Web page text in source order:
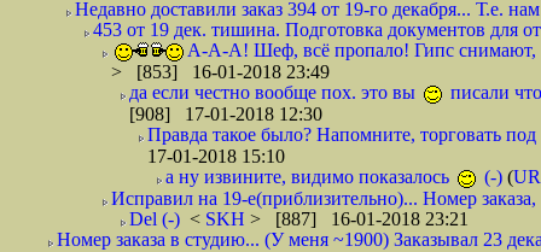
Недавно доставили заказ 394 от 19-го декабря... Т.е.
453 от 19 дек. тишина. Подготовка документов для
А-А-А! Шеф, всё пропало! Гипс снимают,
> [853] 16-01-2018 23:49
да если честно вообще пох. это вы
писали
[908] 17-01-2018 12:30
Правда такое было? Напомните, торговать
17-01-2018 15:10
а ну извините, видимо показалось
(-) (
Исправил на 19-е(приблизительно)... Номер
Del (-) < SKH > [887] 16-01-2018 23:21
Номер заказа в студию... (У меня ~1900) Заказывал 23